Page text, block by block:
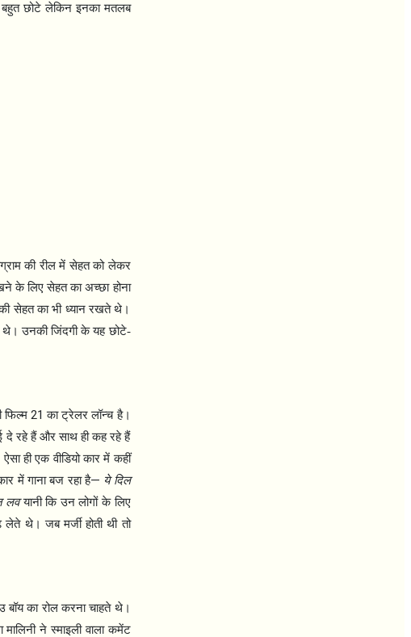
बहुत छोटे लेकिन इनका मतलब
की रील में सेहत को लेकर
के लिए सेहत का अच्छा होना
सेहत का भी ध्यान रखते थे।
थे। उनकी जिंदगी के यह छोटे-
फिल्म 21का ट्रेलर लॉन्च है।
दे रहे हैं और साथ ही कह रहे हैं
ही एक वीडियो कार में कहीं
में गाना बज रहा है— ये दिल
लव यानी कि उन लोगों के लिए
थे। जब मर्जी होती थी तो
बॉय का रोल करना चाहते थे।
ने स्माइली वाला कमेंट